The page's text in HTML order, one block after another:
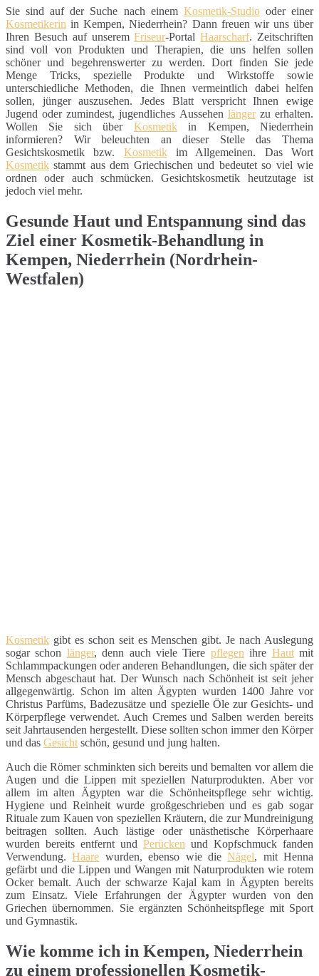
Sie sind auf der Suche nach einem Kosmetik-Studiooder einer
Kosmetikerin in Kempen, Niederrhein? Dann freuen wir uns über
Ihren Besuch auf unseremFriseur-PortalHaarscharf. Zeitschriften
sind voll von Produkten und Therapien, die uns helfen sollen
schöner und begehrenswerter zu werden. Dort finden Sie jede
Menge Tricks, spezielle Produkte und Wirkstoffe sowie
unterschiedliche Methoden, die Ihnen vermeintlich dabei helfen
sollen, jünger auszusehen. Jedes Blatt verspricht Ihnen ewige
Jugend oder zumindest, jugendliches Aussehen längerzu erhalten.
Wollen Sie sich über Kosmetikin Kempen, Niederrhein
informieren? Wir beleuchten an dieser Stelle das Thema
Gesichtskosmetik bzw. Kosmetikim Allgemeinen. Das Wort
Kosmetik stammt aus dem Griechischen und bedeutet so viel wie
ordnen oder auch schmücken. Gesichtskosmetik heutzutage ist
jedoch viel mehr.
Gesunde Haut und Entspannung sind das
Ziel einer Kosmetik-Behandlung in
Kempen, Niederrhein (Nordrhein-
Westfalen)
Kosmetik gibt es schon seit es Menschen gibt. Je nach Auslegung
sogar schon länger, denn auch viele Tiere pflegen ihre Hautmit
Schlammpackungen oder anderen Behandlungen, die sich später der
Mensch abgeschaut hat. Der Wunsch nach Schönheit ist seit jeher
allgegenwärtig. Schon im alten Ägypten wurden 1400 Jahre vor
Christus Parfüms, Badezusätze und spezielle Öle zur Gesichts- und
Körperpflege verwendet. Auch Cremes und Salben werden bereits
seit Jahrtausenden hergestellt. Diese sollten schon immer den Körper
und das Gesicht schön, gesund und jung halten.
Auch die Römer schminkten sich bereits und bemalten vor allem die
Augen und die Lippen mit speziellen Naturprodukten. Aber vor
allem im alten Ägypten war die Schönheitspflege sehr wichtig.
Hygiene und Reinheit wurde großgeschrieben und es gab sogar
Rituale zum Kauen von speziellen Kräutern, die zur Mundreinigung
beitragen sollten. Auch lästige oder unästhetische Körperhaare
wurden bereits entfernt und Perücken und Kopfschmuck fanden
Verwendung.Haare wurden, ebenso wie dieNägel, mit Henna
gefärbt und die Lippen und Wangen mit Naturprodukten wie rotem
Ocker bemalt. Auch der schwarze Kajal kam in Ägypten bereits
zum Einsatz. Viele Erfahrungen der Ägypter wurden von den
Griechen übernommen. Sie ergänzten Schönheitspflege mit Sport
und Gymnastik.
Wie komme ich in Kempen, Niederrhein
zu einem professionellen Kosmetik-